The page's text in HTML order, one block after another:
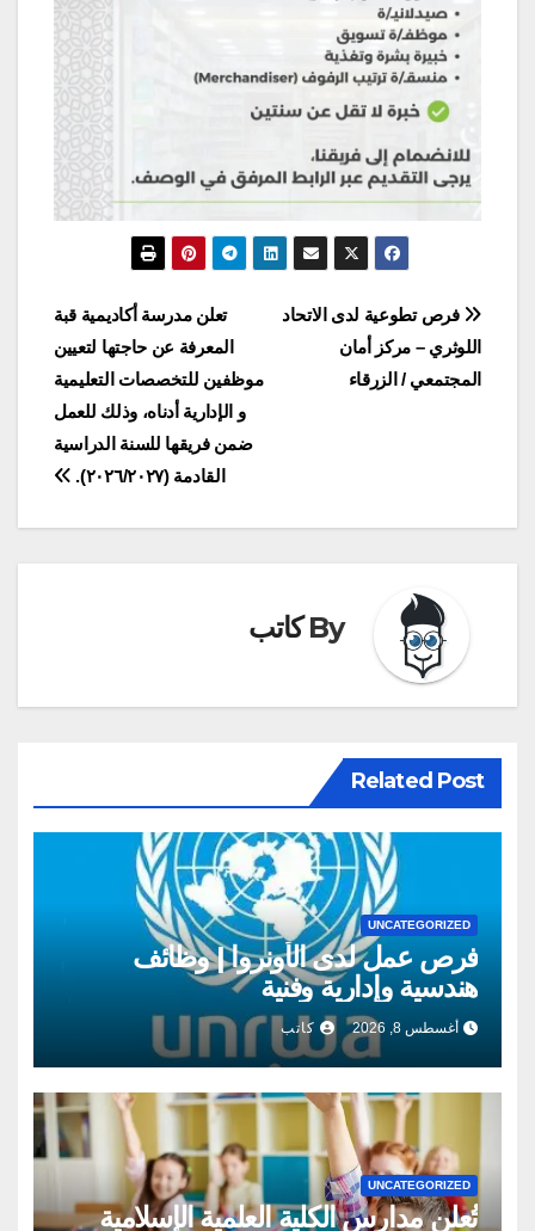
تصفّح
المقالات
تعلن مدرسة أكاديمية قبة
المعرفة عن حاجتها لتعيين
موظفين للتخصصات التعليمية
و الإدارية أدناه، وذلك للعمل
ضمن فريقها للسنة الدراسية
القادمة (٢٠٢٦/٢٠٢٧).
فرص تطوعية لدى الاتحاد
اللوثري – مركز أمان
المجتمعي / الزرقاء
By كاتب
Related Post
UNCATEGORIZED
فرص عمل لدى الأونروا | وظائف
هندسية وإدارية وفنية
أغسطس 8, 2026 كاتب
UNCATEGORIZED
تُعلن مدارس الكلية العلمية الإسلامية